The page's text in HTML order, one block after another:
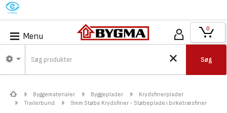
M
Menu
Søg
0
Byggematerialer Byggeplader
Krydsfinerplader
Trailerbund
9mm Støbe Krydsfiner - Støbeplade i birketræsfiner